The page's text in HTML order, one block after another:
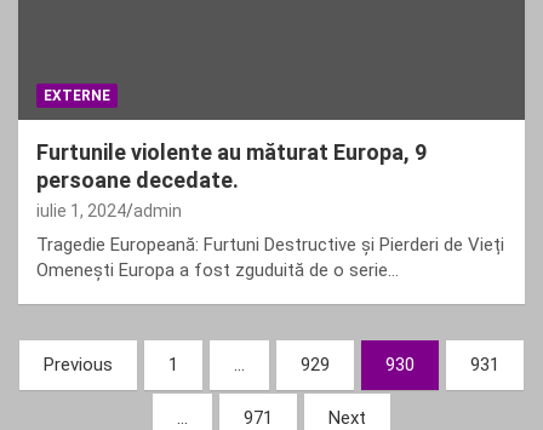
EXTERNE
Furtunile violente au măturat Europa, 9
persoane decedate.
iulie 1, 2024 admin
Tragedie Europeană: Furtuni Destructive și Pierderi de Vieți
Omenești Europa a fost zguduită de o serie…
Paginație
articole
Previous 1 … 929 930 931
… 971 Next